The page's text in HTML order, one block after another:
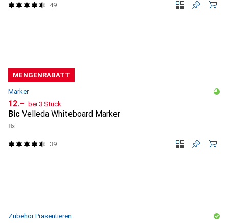
49
MENGENRABATT
Marker
CHF
12.– bei 3 Stück
Bic Velleda Whiteboard Marker
8x
39
Zubehör Präsentieren